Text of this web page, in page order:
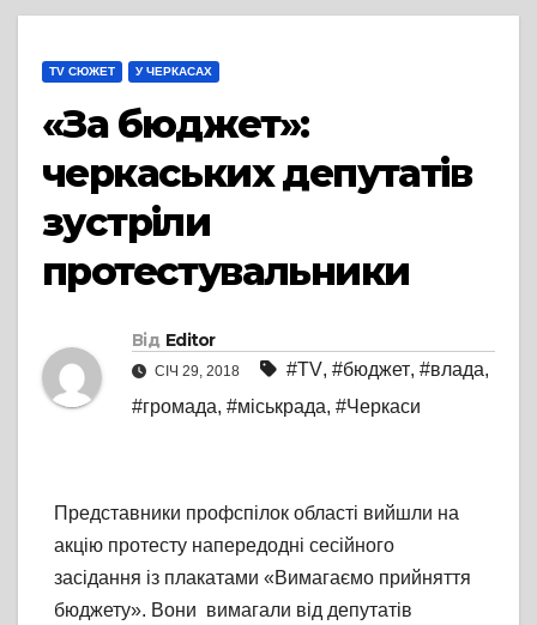
TV СЮЖЕТ У ЧЕРКАСАХ
«За бюджет»:
черкаських депутатів
зустріли
протестувальники
Від Editor
СІЧ 29, 2018 #TV, #бюджет, #влада,
#громада, #міськрада, #Черкаси
Представники профспілок області вийшли на
акцію протесту напередодні сесійного
засідання із плакатами «Вимагаємо прийняття
бюджету». Вони вимагали від депутатів